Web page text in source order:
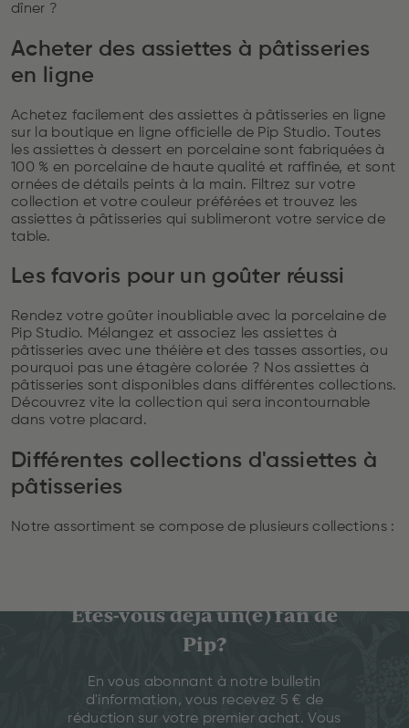
dîner ?
Acheter des assiettes à pâtisseries
en ligne
Achetez facilement des assiettes à pâtisseries en ligne
sur la boutique en ligne officielle de Pip Studio. Toutes
les assiettes à dessert en porcelaine sont fabriquées à
100 % en porcelaine de haute qualité et raffinée, et sont
ornées de détails peints à la main. Filtrez sur votre
collection et votre couleur préférées et trouvez les
assiettes à pâtisseries qui sublimeront votre service de
table.
Les favoris pour un goûter réussi
Rendez votre goûter inoubliable avec la porcelaine de
Pip Studio. Mélangez et associez les assiettes à
pâtisseries avec une théière et des tasses assorties, ou
pourquoi pas une étagère colorée ? Nos assiettes à
pâtisseries sont disponibles dans différentes collections.
Découvrez vite la collection qui sera incontournable
dans votre placard.
Différentes collections d'assiettes à
pâtisseries
Notre assortiment se compose de plusieurs collections :
Êtes-vous déjà un(e) fan de
Pip?
En vous abonnant à notre bulletin
d'information, vous recevez 5 € de
réduction sur votre premier achat. Vous